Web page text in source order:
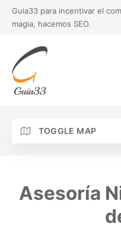
Guia33 para incentivar el
magia, hacemos SEO.
TOGGLE MAP
Asesoría